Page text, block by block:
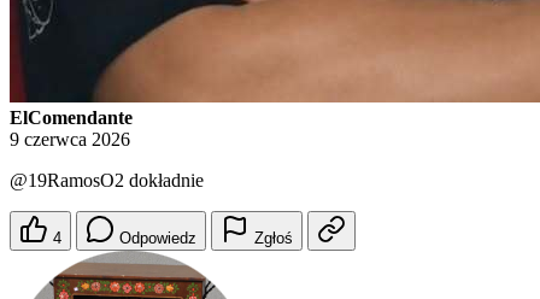
ElComendante
9 czerwca 2026
@19RamosO2 dokładnie
4 Odpowiedz Zgłoś